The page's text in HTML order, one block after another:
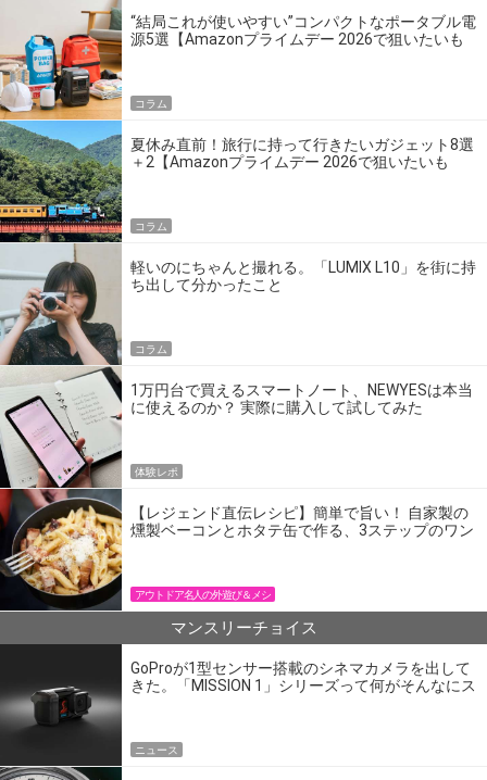
“結局これが使いやすい”コンパクトなポータブル電
源5選【Amazonプライムデー 2026で狙いたいも
コラム
夏休み直前！旅行に持って行きたいガジェット8選
＋2【Amazonプライムデー 2026で狙いたいも
コラム
軽いのにちゃんと撮れる。「LUMIX L10」を街に持
ち出して分かったこと
コラム
1万円台で買えるスマートノート、NEWYESは本当
に使えるのか？ 実際に購入して試してみた
体験レポ
【レジェンド直伝レシピ】簡単で旨い！ 自家製の
燻製ベーコンとホタテ缶で作る、3ステップのワン
アウトドア名人の外遊び＆メシ
マンスリーチョイス
GoProが1型センサー搭載のシネマカメラを出して
きた。「MISSION 1」シリーズって何がそんなにス
ニュース